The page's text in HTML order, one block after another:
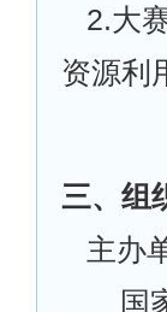
2.大
资源利
三、组
主办
国